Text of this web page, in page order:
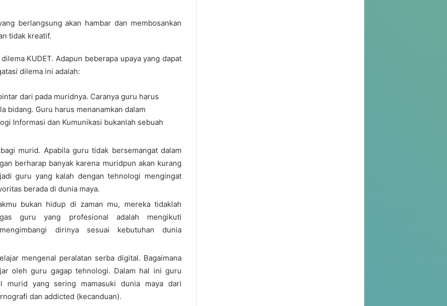
berlangsung akan hambar dan membosankan
tidak kreatif.
KUDET. Adapun beberapa upaya yang dapat
dilema ini adalah:
dari pada muridnya. Caranya guru harus
bidang. Guru harus menanamkan dalam
Informasi dan Kumunikasi bukanlah sebuah
murid. Apabila guru tidak bersemangat dalam
berharap banyak karena muridpun akan kurang
guru yang kalah dengan tehnologi mengingat
berada di dunia maya.
bukan hidup di zaman mu, mereka tidaklah
guru yang profesional adalah mengikuti
dirinya sesuai kebutuhan dunia
mengenal peralatan serba digital. Bagaimana
oleh guru gagap tehnologi. Dalam hal ini guru
murid yang sering mamasuki dunia maya dari
dan addicted (kecanduan).